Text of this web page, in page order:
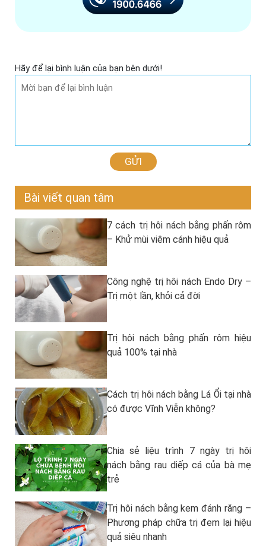
Hãy để lại bình luận của bạn bên dưới!
GỬI
Bài viết quan tâm
7 cách trị hôi nách bằng phấn rôm
– Khử mùi viêm cánh hiệu quả
Công nghệ trị hôi nách Endo Dry –
Trị một lần, khỏi cả đời
Trị hôi nách bằng phấn rôm hiệu
quả 100% tại nhà
Cách trị hôi nách bằng Lá Ổi tại nhà
có được Vĩnh Viễn không?
Chia sẻ liệu trình 7 ngày trị hôi
nách bằng rau diếp cá của bà mẹ
trẻ
Trị hôi nách bằng kem đánh răng –
Phương pháp chữa trị đem lại hiệu
quả siêu nhanh